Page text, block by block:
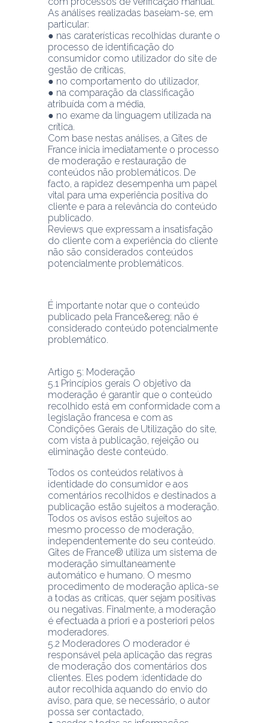
As análises realizadas baseiam-se, em
particular:
● nas caraterísticas recolhidas durante o
processo de identificação do
consumidor como utilizador do site de
gestão de críticas,
● no comportamento do utilizador,
● na comparação da classificação
atribuída com a média,
● no exame da linguagem utilizada na
crítica.
Com base nestas análises, a Gîtes de
France inicia imediatamente o processo
de moderação e restauração de
conteúdos não problemáticos. De
facto, a rapidez desempenha um papel
vital para uma experiência positiva do
cliente e para a relevância do conteúdo
publicado.
Reviews que expressam a insatisfação
do cliente com a experiência do cliente
não são considerados conteúdos
potencialmente problemáticos.
É importante notar que o conteúdo
publicado pela France&ereg; não é
considerado conteúdo potencialmente
Artigo 5: Moderação
5.1 Princípios gerais O objetivo da
moderação é garantir que o conteúdo
recolhido está em conformidade com a
legislação francesa e com as
Condições Gerais de Utilização do site,
com vista à publicação, rejeição ou
eliminação deste conteúdo.
Todos os conteúdos relativos à
identidade do consumidor e aos
comentários recolhidos e destinados a
publicação estão sujeitos a moderação.
Todos os avisos estão sujeitos ao
mesmo processo de moderação,
independentemente do seu conteúdo.
Gîtes de France® utiliza um sistema de
moderação simultaneamente
automático e humano. O mesmo
procedimento de moderação aplica-se
a todas as críticas, quer sejam positivas
ou negativas. Finalmente, a moderação
é efectuada a priori e a posteriori pelos
moderadores.
5.2 Moderadores O moderador é
responsável pela aplicação das regras
de moderação dos comentários dos
clientes. Eles podem :identidade do
autor recolhida aquando do envio do
aviso, para que, se necessário, o autor
possa ser contactado,